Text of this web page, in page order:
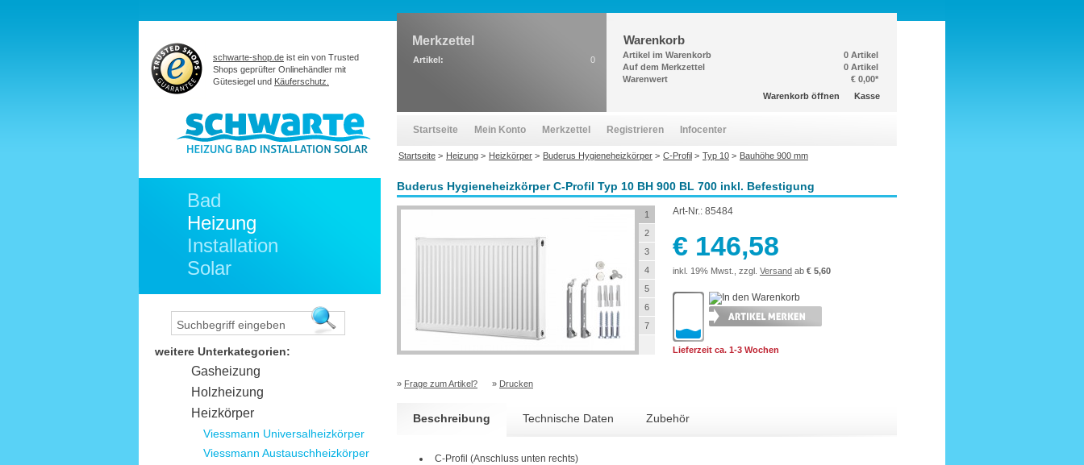
Buderus Hygieneheizkörper C-Profil Typ 10 BH 900 BL 700 inkl. Befestigung
1
2
3
4
5
6
7
Art-Nr.: 85484
€ 146,58
inkl. 19% Mwst., zzgl. Versand ab € 5,60
Lieferzeit ca. 1-3 Wochen
» Frage zum Artikel? » Drucken
Beschreibung Technische Daten Zubehör
C-Profil (Anschluss unten rechts)
Bad
Heizung
Installation
Solar
weitere Unterkategorien:
Gasheizung
Holzheizung
Heizkörper
Viessmann Universalheizkörper
Viessmann Austauschheizkörper
schwarte-shop.de ist ein von Trusted
Shops geprüfter Onlinehändler mit
Gütesiegel und Käuferschutz.
Merkzettel
Artikel: 0
Warenkorb
Artikel im Warenkorb
0 Artikel
Auf dem Merkzettel
0 Artikel
Warenwert
€ 0,00*
Warenkorb öffnen
Kasse
Startseite Mein Konto Merkzettel Registrieren Infocenter
Startseite > Heizung > Heizkörper > Buderus Hygieneheizkörper > C-Profil > Typ 10 > Bauhöhe 900 mm